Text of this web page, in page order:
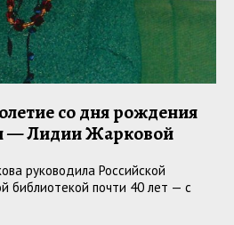
со дня рождения
— Лидии Жарковой
руководила Российской
библиотекой почти 40 лет — с